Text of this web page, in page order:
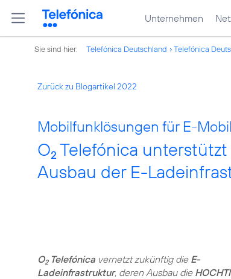
Unternehmen
Sie sind hier: Telefónica Deutschland Telefónica
Zurück zu Blogartikel 2022
Mobilfunklösungen für E-
O2 Telefónica
Ausbau der E-
O2Telefónica vernetzt zukünftig die E-
Ladeinfrastruktur, deren Ausbau die